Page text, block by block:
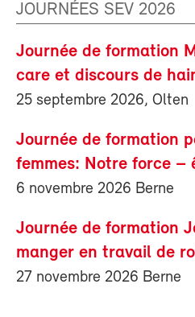
JOURNÉES SEV 2026
Journée de formation
care et discours de
25 septembre 2026, Olten
Journée de formation
femmes: Notre force –
6 novembre 2026 Berne
Journée de formation
manger en travail de
27 novembre 2026 Berne